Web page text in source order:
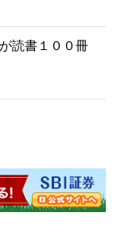
読書１００冊